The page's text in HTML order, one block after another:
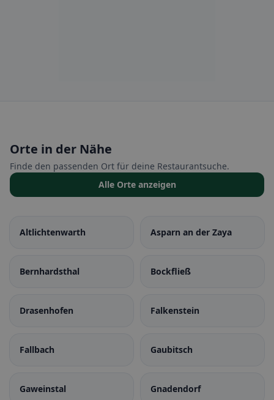
Orte in der Nähe
Finde den passenden Ort für deine Restaurantsuche.
Alle Orte anzeigen
Altlichtenwarth Asparn an der Zaya
Bernhardsthal Bockfließ
Drasenhofen Falkenstein
Fallbach Gaubitsch
Gaweinstal Gnadendorf